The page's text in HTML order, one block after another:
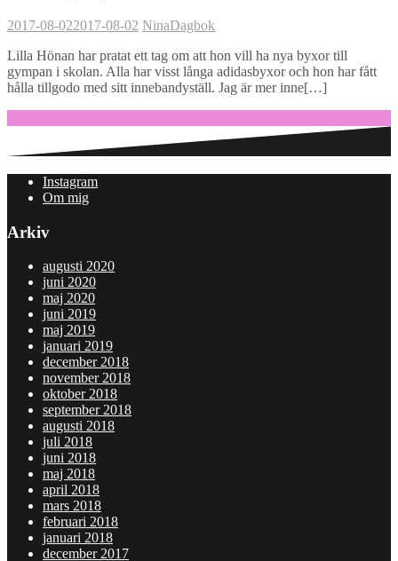
2017-08-022017-08-02 NinaDagbok
Lilla Hönan har pratat ett tag om att hon vill ha nya byxor till
gympan i skolan. Alla har visst långa adidasbyxor och hon har fått
hålla tillgodo med sitt innebandyställ. Jag är mer inne[…]
Instagram
Om mig
Arkiv
augusti 2020
juni 2020
maj 2020
juni 2019
maj 2019
januari 2019
december 2018
november 2018
oktober 2018
september 2018
augusti 2018
juli 2018
juni 2018
maj 2018
april 2018
mars 2018
februari 2018
januari 2018
december 2017